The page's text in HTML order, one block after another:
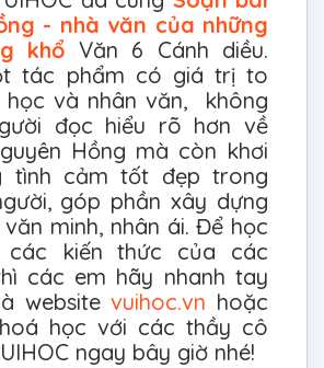
- nhà văn của những
khổ Văn 6 Cánh diều.
tác phẩm có giá trị to
học và nhân văn, không
đọc hiểu rõ hơn về
Hồng mà còn khơi
tình cảm tốt đẹp trong
góp phần xây dựng
minh, nhân ái. Để học
các kiến thức của các
các em hãy nhanh tay
websitevuihoc.vn hoặc
học với các thầy cô
ngay bây giờ nhé!